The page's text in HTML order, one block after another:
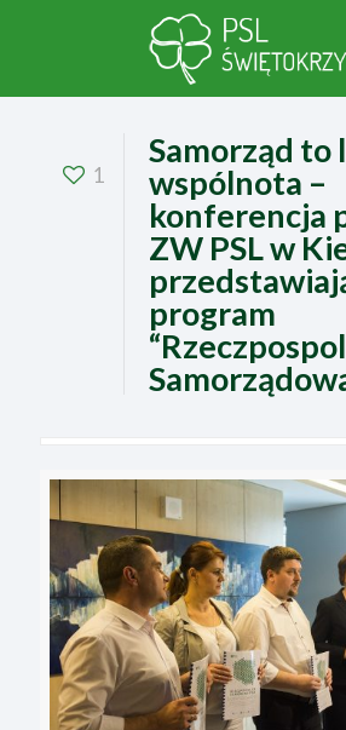
1
Samorząd to
wspólnota –
konferencja
ZW PSL w
program